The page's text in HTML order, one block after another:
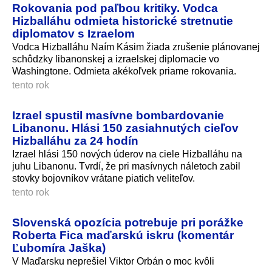
Rokovania pod paľbou kritiky. Vodca
Hizballáhu odmieta historické stretnutie
diplomatov s Izraelom
Vodca Hizballáhu Naím Kásim žiada zrušenie plánovanej
schôdzky libanonskej a izraelskej diplomacie vo
Washingtone. Odmieta akékoľvek priame rokovania.
tento rok
Izrael spustil masívne bombardovanie
Libanonu. Hlási 150 zasiahnutých cieľov
Hizballáhu za 24 hodín
Izrael hlási 150 nových úderov na ciele Hizballáhu na
juhu Libanonu. Tvrdí, že pri masívnych náletoch zabil
stovky bojovníkov vrátane piatich veliteľov.
tento rok
Slovenská opozícia potrebuje pri porážke
Roberta Fica maďarskú iskru (komentár
Ľubomíra Jaška)
V Maďarsku neprešiel Viktor Orbán o moc kvôli